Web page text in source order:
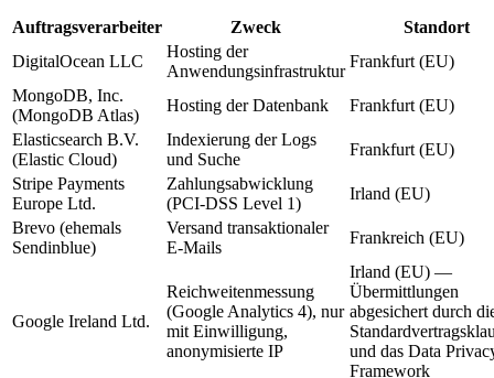
Auftragsverarbeiter Zweck
Standort
DigitalOcean LLC
Hosting der
Anwendungsinfrastruktur
Frankfurt (EU)
MongoDB, Inc.
(MongoDB Atlas)
Hosting der Datenbank
Frankfurt (EU)
Elasticsearch B.V.
(Elastic Cloud)
Indexierung der Logs
und Suche
Frankfurt (EU)
Stripe Payments
Europe Ltd.
Zahlungsabwicklung
(PCI-DSS Level 1)
Irland (EU)
Brevo (ehemals
Sendinblue)
Versand transaktionaler
E-Mails
Frankreich (EU)
Google Ireland Ltd.
Reichweitenmessung
(Google Analytics 4), nur
mit Einwilligung,
anonymisierte IP
Irland (EU) —
Übermittlungen
abgesichert durch
und das Data
Framework